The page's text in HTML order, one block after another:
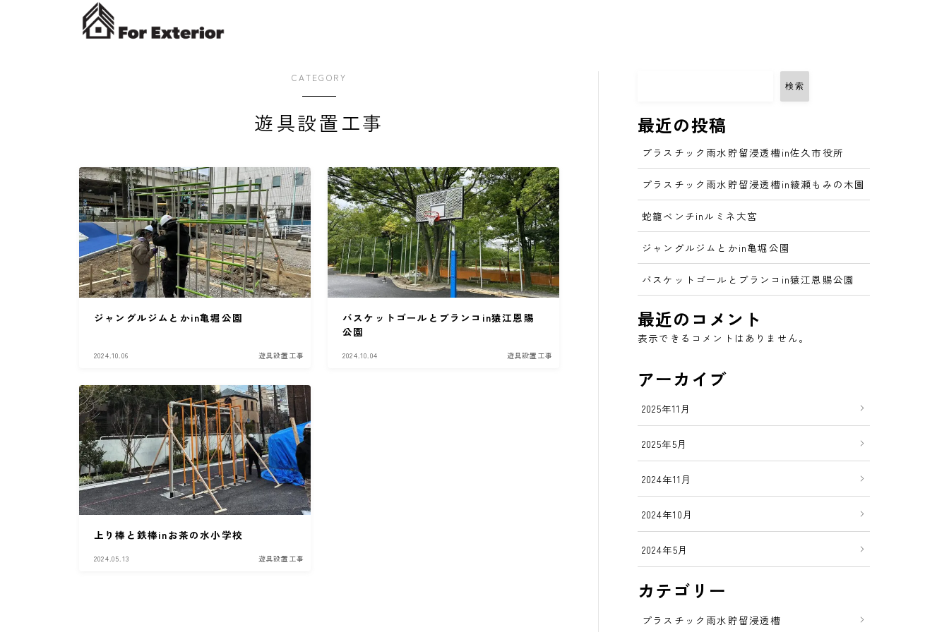
CATEGORY
遊具設置工事
ジャングルジムとかin亀堀公園
2024.10.06 遊具設置工事
バスケットゴールとブランコin猿江恩賜
公園
2024.10.04 遊具設置工事
上り棒と鉄棒inお茶の水小学校
2024.05.13 遊具設置工事
検索
最近の投稿
プラスチック雨水貯留浸透槽in佐久市役所
プラスチック雨水貯留浸透槽in綾瀬もみの木園
蛇籠ベンチinルミネ大宮
ジャングルジムとかin亀堀公園
バスケットゴールとブランコin猿江恩賜公園
最近のコメント
表示できるコメントはありません。
アーカイブ
2025年11月
2025年5月
2024年11月
2024年10月
2024年5月
カテゴリー
プラスチック雨水貯留浸透槽